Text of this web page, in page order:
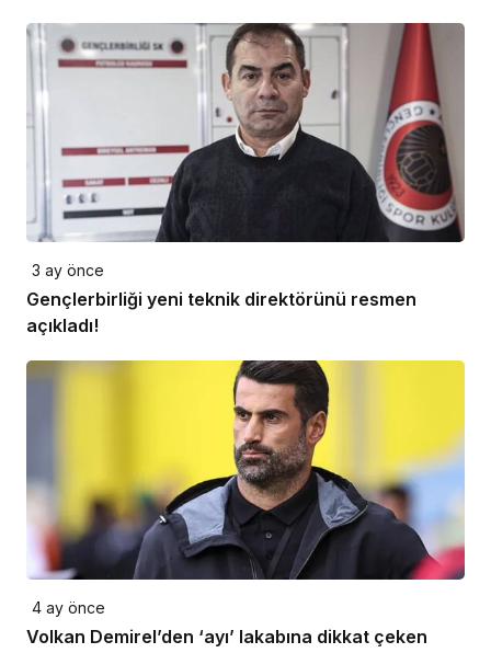
3 ay önce
Gençlerbirliği yeni teknik direktörünü resmen
açıkladı!
4 ay önce
Volkan Demirel’den ‘ayı’ lakabına dikkat çeken